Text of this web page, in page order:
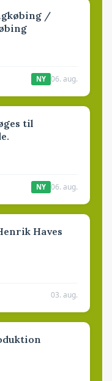
/
NY 06. aug.
til
NY 06. aug.
Haves
03. aug.